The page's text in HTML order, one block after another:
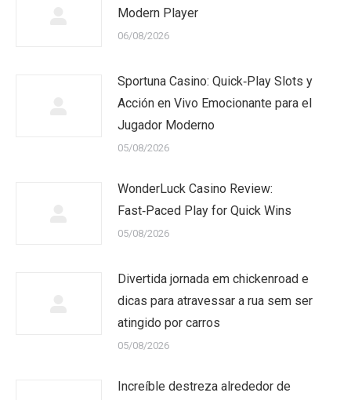
Modern Player
06/08/2026
Sportuna Casino: Quick‑Play Slots y
Acción en Vivo Emocionante para el
Jugador Moderno
05/08/2026
WonderLuck Casino Review:
Fast‑Paced Play for Quick Wins
05/08/2026
Divertida jornada em chickenroad e
dicas para atravessar a rua sem ser
atingido por carros
05/08/2026
Increíble destreza alrededor de